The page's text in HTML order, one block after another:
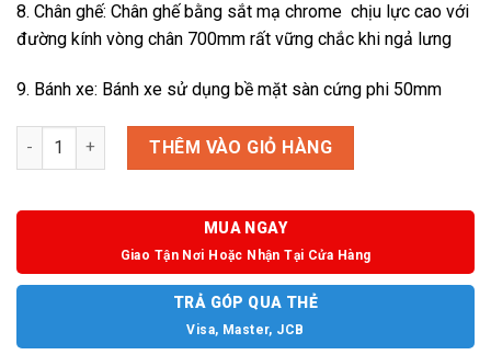
8. Chân ghế: Chân ghế bằng sắt mạ chrome chịu lực cao với
đường kính vòng chân 700mm rất vững chắc khi ngả lưng
9. Bánh xe: Bánh xe sử dụng bề mặt sàn cứng phi 50mm
Ghế M1085 - 01 số lượngTHÊM VÀO GIỎ HÀNG
MUA NGAY
Giao Tận Nơi Hoặc Nhận Tại Cửa Hàng
TRẢ GÓP QUA THẺ
Visa, Master, JCB